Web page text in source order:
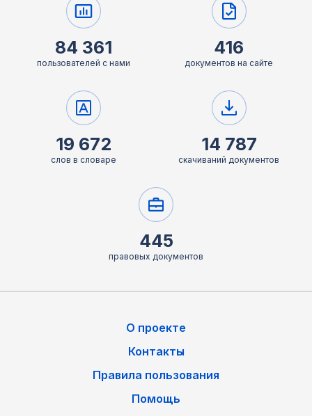
84 361
пользователей с нами
416
документов на сайте
19 672
слов в словаре
14 787
скачиваний документов
445
правовых документов
О проекте
Контакты
Правила пользования
Помощь